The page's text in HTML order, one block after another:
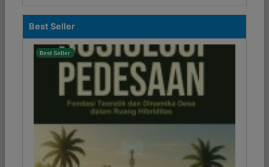
Best Seller
Best Seller
Previous Next